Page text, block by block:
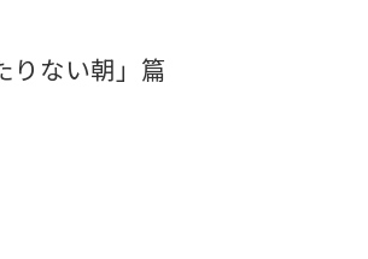
ない朝」篇